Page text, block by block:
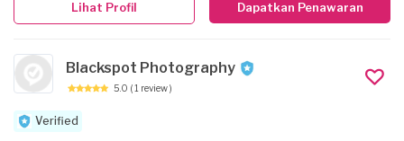
Dapatkan Penawaran
Lihat Profil
Blackspot Photography
5.0 ( 1 review )
Verified